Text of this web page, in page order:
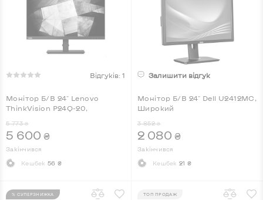
Відгуків: 1
Монітор Б/В 24" Lenovo
ThinkVision P24Q-20,
5 773 ₴
5 600 ₴
Закінчився
Кешбек 56 ₴
Залишити відгук
Монітор Б/В 24" Dell U2412MC,
Широкий
3 852 ₴
2 080 ₴
Закінчився
Кешбек 21 ₴
% СУПЕРЗНИЖКА ТОП ПРОДАЖ